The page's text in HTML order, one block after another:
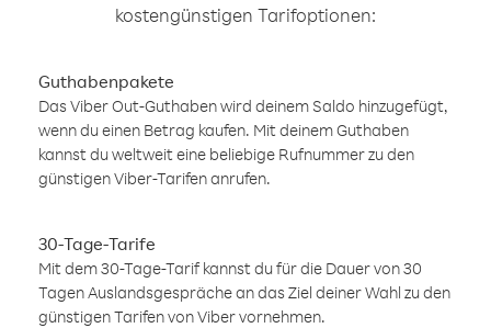
kostengünstigen Tarifoptionen:
Guthabenpakete
Das Viber Out-Guthaben wird deinem Saldo hinzugefügt,
wenn du einen Betrag kaufen. Mit deinem Guthaben
kannst du weltweit eine beliebige Rufnummer zu den
günstigen Viber-Tarifen anrufen.
30-Tage-Tarife
Mit dem 30-Tage-Tarif kannst du für die Dauer von 30
Tagen Auslandsgespräche an das Ziel deiner Wahl zu den
günstigen Tarifen von Viber vornehmen.